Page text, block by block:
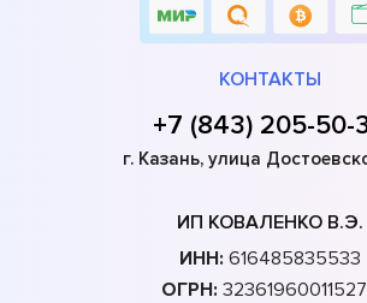
КОНТАКТЫ
+7 (843) 205-50-
г. Казань, улица
ИП КОВАЛЕНКО В.Э.
ИНН: 616485835533
ОГРН: